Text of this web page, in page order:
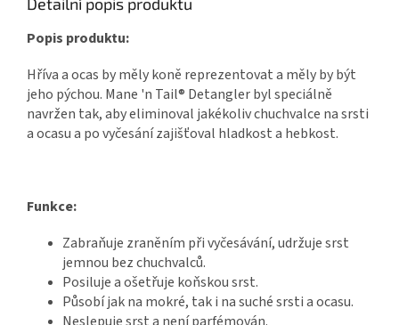
Popis produktu:
Hříva a ocas by měly koně reprezentovat a měly by být
jeho pýchou. Mane 'n Tail® Detangler byl speciálně
navržen tak, aby eliminoval jakékoliv chuchvalce na srsti
a ocasu a po vyčesání zajišťoval hladkost a hebkost.
Funkce:
Zabraňuje zraněním při vyčesávání, udržuje srst
jemnou bez chuchvalců.
Posiluje a ošetřuje koňskou srst.
Působí jak na mokré, tak i na suché srsti a ocasu.